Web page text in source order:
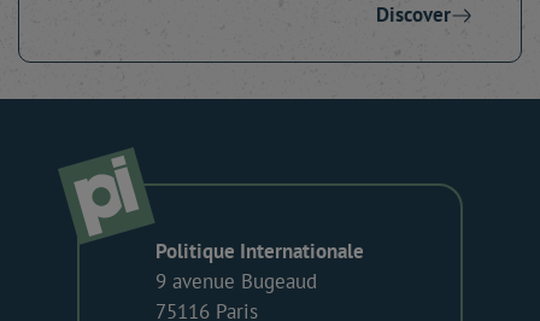
Discover
Politique Internationale
9 avenue Bugeaud
75116 Paris